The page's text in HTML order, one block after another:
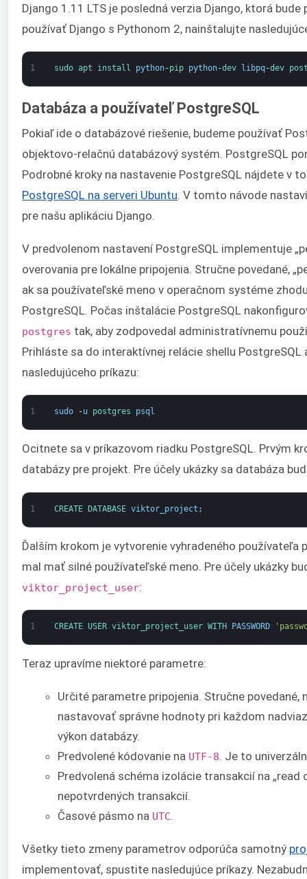
Django 1.11 LTS je posledná verzia Django, ktorá
používať Django s Pythonom 2, nainštalujte
1 sudo apt install python-pip python-dev libpq-dev
Databáza a používateľ PostgreSQL
Pokiaľ ide o databázové riešenie, budeme používať
objektovo-relačnú databázový systém. PostgreSQL
Podrobné kroky na nastavenie PostgreSQL nájdete v
PostgreSQL na serveri Ubuntu . V tomto návode
pre našu aplikáciu Django.
V predvolenom nastavení PostgreSQL implementuje
overovania pre lokálne pripojenia. Stručne povedané,
ak sa používateľské meno v operačnom systéme
PostgreSQL. Počas inštalácie PostgreSQL
postgres tak, aby zodpovedal administratívnemu
Prihláste sa do interaktívnej relácie shellu PostgreSQL
nasledujúceho príkazu:
1 sudo -u postgres psql
Ocitnete sa v príkazovom riadku PostgreSQL. Prvým
databázy pre projekt. Pre účely ukázky sa databáza
1 CREATE DATABASE viktor_project ;
Ďalším krokom je vytvorenie vyhradeného používateľa
mal mať silné používateľské meno. Pre účely ukázky
viktor_project_user:
1 CREATE USER viktor_project_user WITH PASSWORD
Teraz upravíme niektoré parametre:
Určité parametre pripojenia. Stručne povedané,
nastavovať správne hodnoty pri každom
výkon databázy.
Predvolené kódovanie na UTF-8 . Je to
Predvolená schéma izolácie transakcií na
nepotvrdených transakcií.
Časové pásmo na UTC
Všetky tieto zmeny parametrov odporúča samotný
implementovať, spustite nasledujúce príkazy.